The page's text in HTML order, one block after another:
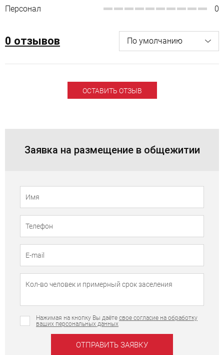
Персонал
0
0 отзывов
ОСТАВИТЬ ОТЗЫВ
Заявка на размещение в общежитии
Нажимая на кнопку Вы даёте свое согласие на обработку
ваших персональных данных